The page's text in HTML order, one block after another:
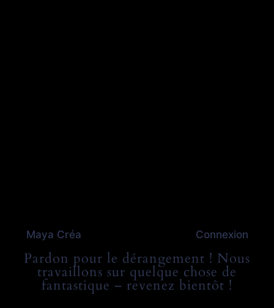
Maya Créa Connexion
Pardon pour le dérangement ! Nous
travaillons sur quelque chose de
fantastique – revenez bientôt !